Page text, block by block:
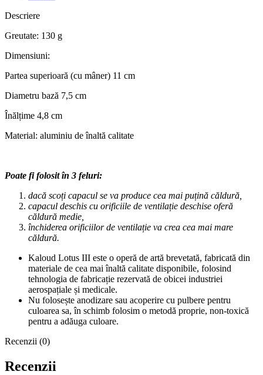
Descriere
Greutate: 130 g
Dimensiuni:
Partea superioară (cu mâner) 11 cm
Diametru bază 7,5 cm
Înălțime 4,8 cm
Material: aluminiu de înaltă calitate
Poate fi folosit în 3 feluri:
dacă scoți capacul se va produce cea mai puțină căldură,
capacul deschis cu orificiile de ventilație deschise oferă
căldură medie,
închiderea orificiilor de ventilație va crea cea mai mare
căldură.
Kaloud Lotus III este o operă de artă brevetată, fabricată din
materiale de cea mai înaltă calitate disponibile, folosind
tehnologia de fabricație rezervată de obicei industriei
aerospațiale și medicale.
Nu folosește anodizare sau acoperire cu pulbere pentru
culoarea sa, în schimb folosim o metodă proprie, non-toxică
pentru a adăuga culoare.
Recenzii (0)
Recenzii